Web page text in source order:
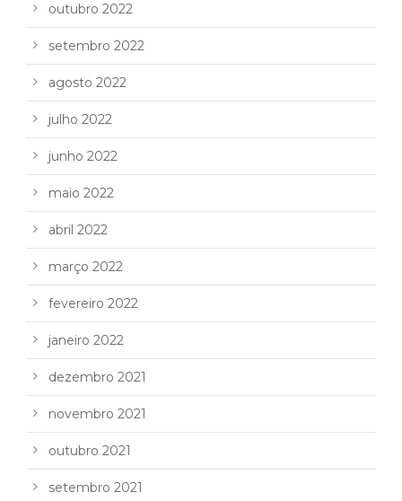
outubro 2022
setembro 2022
agosto 2022
julho 2022
junho 2022
maio 2022
abril 2022
março 2022
fevereiro 2022
janeiro 2022
dezembro 2021
novembro 2021
outubro 2021
setembro 2021